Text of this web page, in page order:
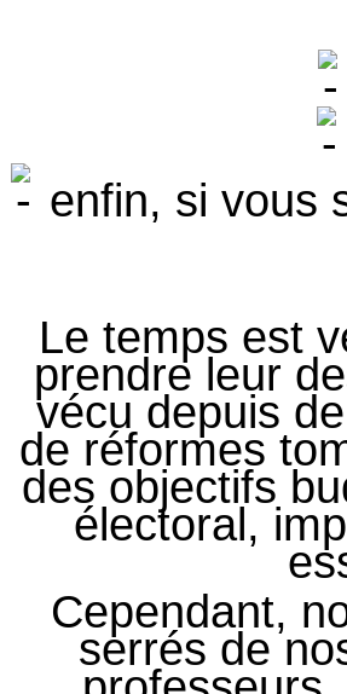
enfin, si vous
Le temps est
prendre leur
vécu depuis
de réformes
des objectifs
électoral,
Cependant,
serrés de